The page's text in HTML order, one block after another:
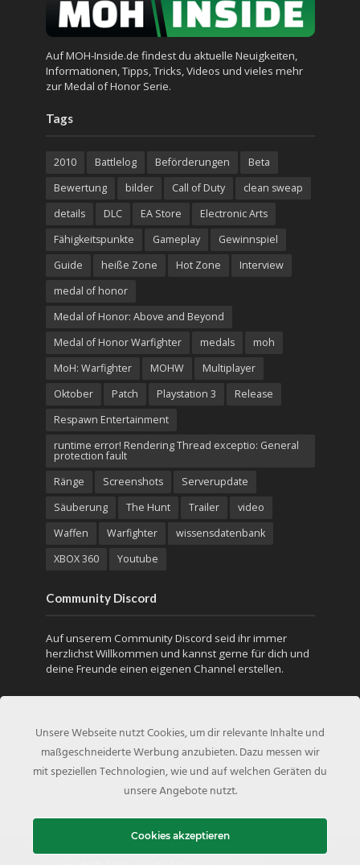
Auf MOH-Inside.de findest du aktuelle Neuigkeiten,
Informationen, Tipps, Tricks, Videos und vieles mehr
zur Medal of Honor Serie.
Tags
2010 Battlelog Beförderungen
Beta
Bewertung
bilder Call of Duty
clean sweap
details
DLC EA Store
Electronic Arts
Fähigkeitspunkte
Gameplay
Gewinnspiel
Guide
heiße Zone Hot Zone
Interview
medal of honor
Medal of Honor: Above and Beyond
Medal of Honor Warfighter
medals
moh
MoH: Warfighter
MOHW
Multiplayer
Oktober
Patch Playstation 3
Release
Respawn Entertainment
runtime error! Rendering Thread exceptio: General
protection fault
Ränge
Screenshots
Serverupdate
Säuberung
The Hunt Trailer
video
Waffen
Warfighter
wissensdatenbank
XBOX 360
Youtube
Community Discord
Auf unserem Community Discord seid ihr immer
herzlichst Willkommen und kannst gerne für dich und
deine Freunde einen eigenen Channel erstellen.
Unsere Webseite nutzt Cookies, um dir relevante Inhalte und
maßgeschneiderte Werbung anzubieten. Dazu messen wir
mit speziellen Technologien, wie und auf welchen Geräten du
unsere Angebote nutzt.
Cookies akzeptieren